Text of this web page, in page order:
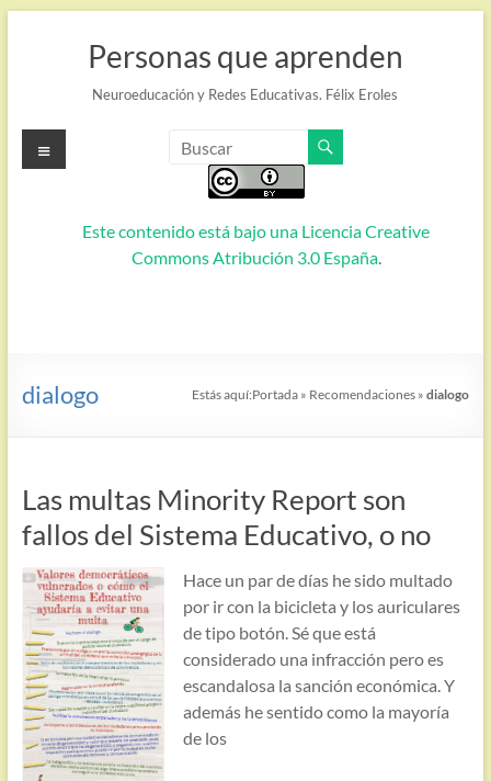
Personas que aprenden
Neuroeducación y Redes Educativas. Félix Eroles
Este contenido está bajo una Licencia Creative
Commons Atribución 3.0 España.
Menú
dialogo Estás aquí:Portada » Recomendaciones »dialogo
Las multas Minority Report son
fallos del Sistema Educativo, o no
Hace un par de días he sido multado
por ir con la bicicleta y los auriculares
de tipo botón. Sé que está
considerado una infracción pero es
escandalosa la sanción económica. Y
además he sentido como la mayoría
de los